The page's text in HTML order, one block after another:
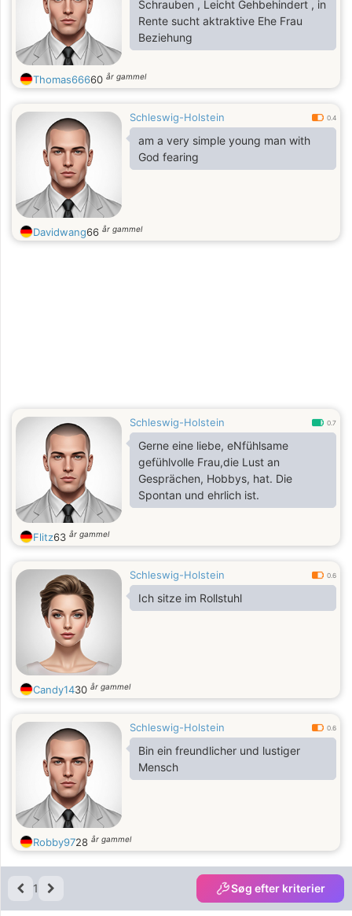
Schrauben , Leicht Gehbehindert , in
Rente sucht aktraktive Ehe Frau
Beziehung
Thomas66660 år gammel
Schleswig-Holstein 0.4
am a very simple young man with
God fearing
Davidwang66 år gammel
Schleswig-Holstein 0.7
Gerne eine liebe, eNfühlsame
gefühlvolle Frau,die Lust an
Gesprächen, Hobbys, hat. Die
Spontan und ehrlich ist.
Flitz63 år gammel
Schleswig-Holstein 0.6
Ich sitze im Rollstuhl
Candy1430 år gammel
Schleswig-Holstein 0.6
Bin ein freundlicher und lustiger
Mensch
Robby9728 år gammel
1 Søg efter kriterier